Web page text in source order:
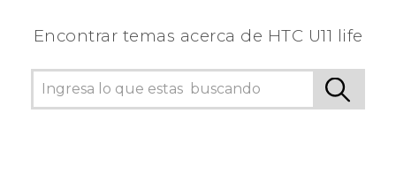
Encontrar temas acerca de HTC U11 life